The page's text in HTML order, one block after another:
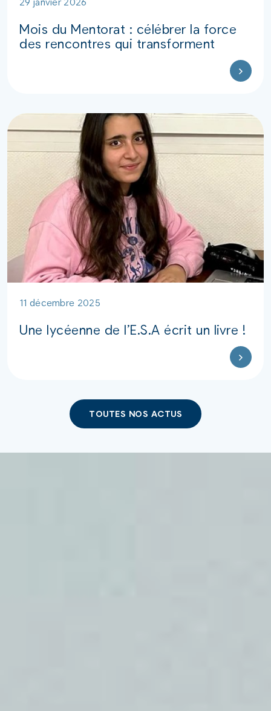
Mois du Mentorat : célébrer la force
des rencontres qui transforment
11 décembre 2025
Une lycéenne de l’E.S.A écrit un livre !
TOUTES NOS ACTUS